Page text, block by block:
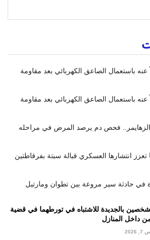
باستعمال الصاعق الكهربائي بعد مقاومة
باستعمال الصاعق الكهربائي بعد مقاومة
فحص دم يرصد المرض في مراحله
تعزز انتشارها العسكري قبالة سبتة بفرقاطتين
حادثة سير مروعة بين تطوان ومارتيل
بالجديدة للاشتباه في تورطهما في قضية
داخل المنازل